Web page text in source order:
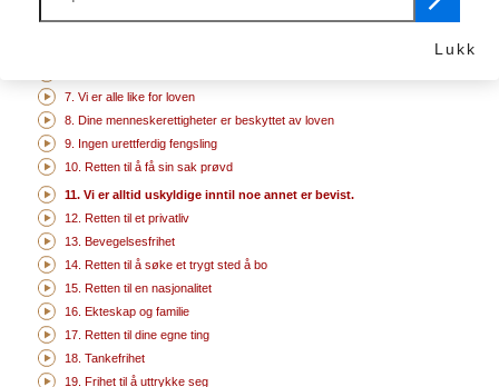
3. Retten til liv
7. Vi er alle like for loven
8. Dine menneskerettigheter er beskyttet av loven
9. Ingen urettferdig fengsling
10. Retten til å få sin sak prøvd
11. Vi er alltid uskyldige inntil noe annet er bevist.
12. Retten til et privatliv
13. Bevegelsesfrihet
14. Retten til å søke et trygt sted å bo
15. Retten til en nasjonalitet
16. Ekteskap og familie
17. Retten til dine egne ting
18. Tankefrihet
19. Frihet til å uttrykke seg
Lukk